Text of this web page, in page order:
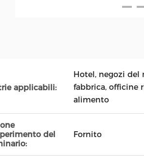
applicabili:
Hotel, negozi del
fabbrica, officine
alimento
del
Fornito